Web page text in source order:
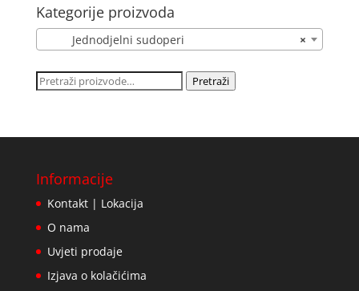
Kategorije proizvoda
×
Jednodjelni sudoperi
Pretraži: Pretraži
Informacije
Kontakt | Lokacija
O nama
Uvjeti prodaje
Izjava o kolačićima